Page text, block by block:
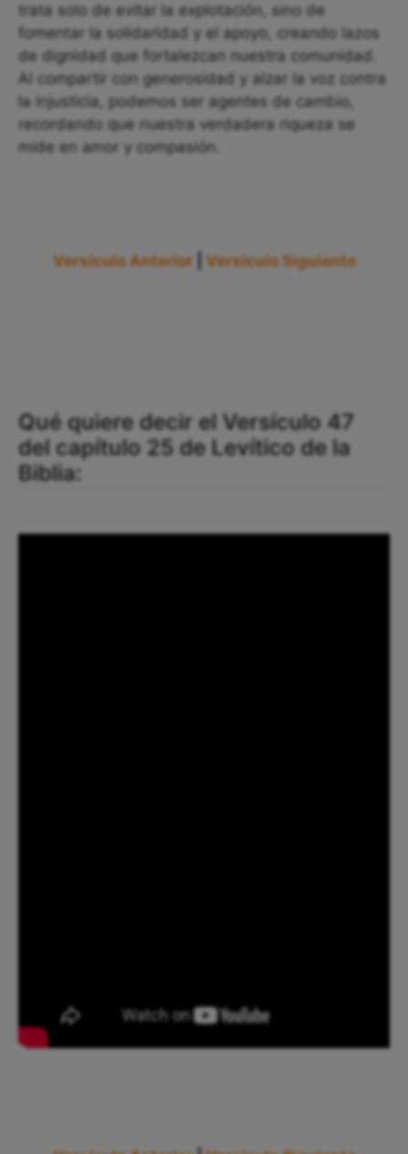
trata solo de evitar la explotación, sino de
fomentar la solidaridad y el apoyo, creando lazos
de dignidad que fortalezcan nuestra comunidad.
Al compartir con generosidad y alzar la voz contra
la injusticia, podemos ser agentes de cambio,
recordando que nuestra verdadera riqueza se
mide en amor y compasión.
Versículo Anterior Versículo Siguiente
Qué quiere decir el Versículo 47
del capítulo 25 de Levítico de la
Biblia: